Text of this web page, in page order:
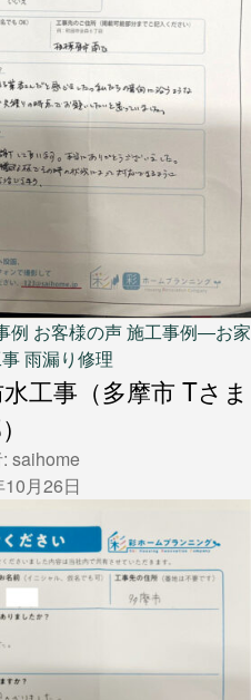
カ
テ
ゴ
リ
ー
例 お客様の声施工事例―お家
雨漏り修理
工事（多摩市 Tさま
saihome
月26日